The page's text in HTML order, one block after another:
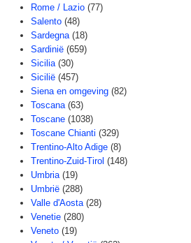
Rome / Lazio (77)
Salento (48)
Sardegna (18)
Sardinië (659)
Sicilia (30)
Sicilië (457)
Siena en omgeving (82)
Toscana (63)
Toscane (1038)
Toscane Chianti (329)
Trentino-Alto Adige (8)
Trentino-Zuid-Tirol (148)
Umbria (19)
Umbrië (288)
Valle d'Aosta (28)
Venetie (280)
Veneto (19)